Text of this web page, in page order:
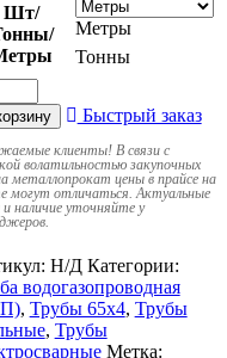
Шт/
Метры
Тонны
Быстрый заказ
клиенты! В связи с
волатильностью закупочных
металлопрокат цены в прайсе на
могут отличаться. Актуальные
наличие уточняйте у
Н/Д Категории:
водогазопроводная
, Трубы 65х4, Трубы
, Трубы
Метка: